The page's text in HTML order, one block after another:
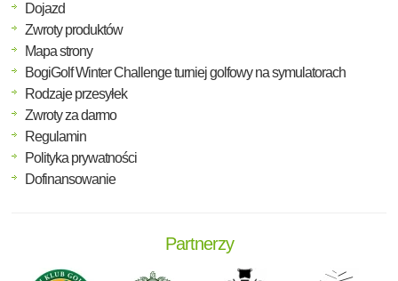
Dojazd
Zwroty produktów
Mapa strony
BogiGolf Winter Challenge turniej golfowy na symulatorach
Rodzaje przesyłek
Zwroty za darmo
Regulamin
Polityka prywatności
Dofinansowanie
Partnerzy